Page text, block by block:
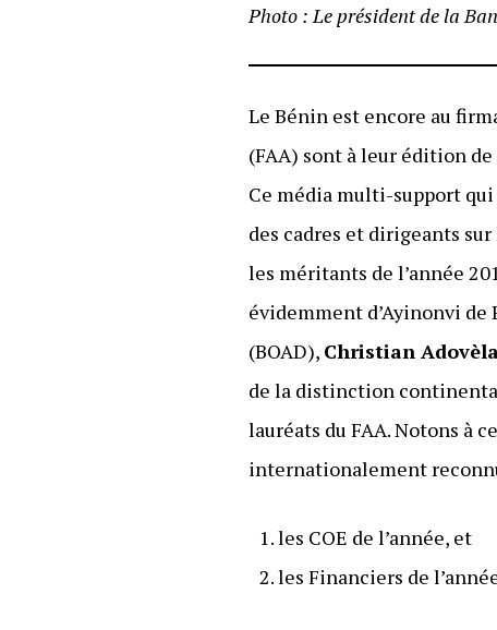
Photo : Le président de la
Le Bénin est encore au
(FAA) sont à leur édition
Ce média multi-support
des cadres et dirigeants
les méritants de l’année
évidemment d’Ayinonvi
(BOAD), Christian
de la distinction
lauréats du FAA. Notons à
internationalement
les COE de l’année, et
les Financiers de